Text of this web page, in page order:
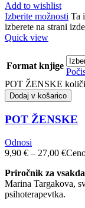
Add to wishlist
Izberite možnosti Ta
izberete na strani
Quick view
Format knjige
POT ŽENSKE
Dodaj v košarico
POT ŽENSKE
Odnosi
9,90 € – 27,00 €
Priročnik za
Marina Targakova,
psihoterapevtka.